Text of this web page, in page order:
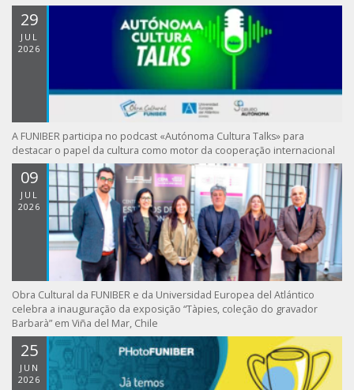
29
JUL
2026
A FUNIBER participa no podcast «Autónoma Cultura Talks» para
destacar o papel da cultura como motor da cooperação internacional
09
JUL
2026
Obra Cultural da FUNIBER e da Universidad Europea del Atlántico
celebra a inauguração da exposição “Tàpies, coleção do gravador
Barbarà” em Viña del Mar, Chile
25
JUN
2026